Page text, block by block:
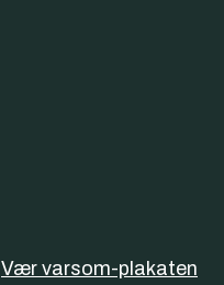
Vær varsom-plakaten